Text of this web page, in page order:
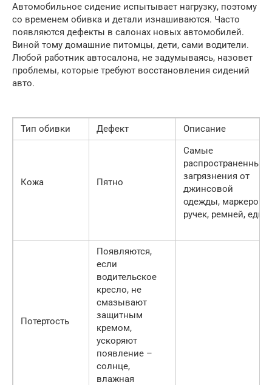
Автомобильное сидение испытывает нагрузку, поэтому
со временем обивка и детали изнашиваются. Часто
появляются дефекты в салонах новых автомобилей.
Виной тому домашние питомцы, дети, сами водители.
Любой работник автосалона, не задумываясь, назовет
проблемы, которые требуют восстановления сидений
авто.
Тип обивки Дефект Описание
Кожа Пятно
Самые
распространенные
загрязнения от
джинсовой
одежды, маркеров,
ручек, ремней, еды
Потертость
Появляются,
если
водительское
кресло, не
смазывают
защитным
кремом,
ускоряют
появление –
солнце,
влажная